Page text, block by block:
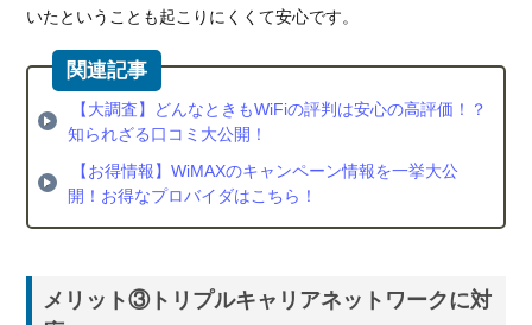
トを
ユー
ザー
はど
う感
の？
ミ
いたということも起こりにくくて安心です。
【大調査】どんなときもWiFiの評判は安心の高評価！？
知られざる口コミ大公開！
【お得情報】WiMAXのキャンペーン情報を一挙大公
開！お得なプロバイダはこちら！
メリット③トリプルキャリアネットワークに対